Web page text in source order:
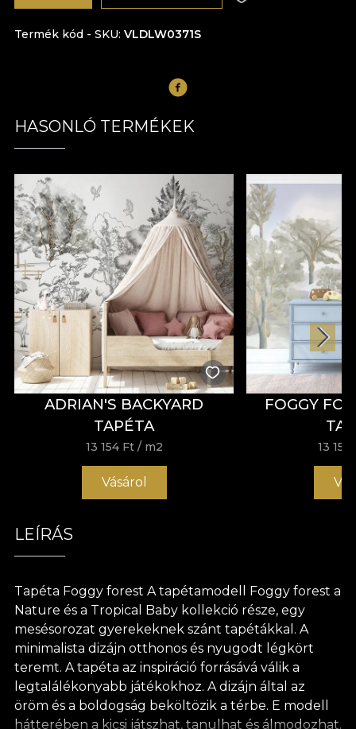
Termék kód - SKU VLDLW0371S
HASONLÓ TERMÉKEK
ADRIAN'S BACKYARD
TAPÉTA
13 154 Ft / m2
Vásárol
FOGGY
13 154
LEÍRÁS
Tapéta Foggy forest A tapétamodell Foggy forest a
Nature és a Tropical Baby kollekció része, egy
mesésorozat gyerekeknek szánt tapétákkal. A
minimalista dizájn otthonos és nyugodt légkört
teremt. A tapéta az inspiráció forrásává válik a
legtalálékonyabb játékokhoz. A dizájn által az
öröm és a boldogság beköltözik a térbe. E modell
hátterében a kicsi játszhat, tanulhat és álmodozhat.